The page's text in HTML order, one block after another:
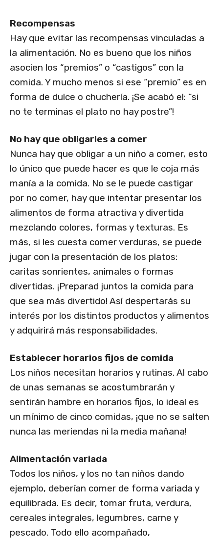
Recompensas
Hay que evitar las recompensas vinculadas a
la alimentación. No es bueno que los niños
asocien los “premios” o “castigos” con la
comida. Y mucho menos si ese “premio” es en
forma de dulce o chuchería. ¡Se acabó el: “si
no te terminas el plato no hay postre”!
No hay que obligarles a comer
Nunca hay que obligar a un niño a comer, esto
lo único que puede hacer es que le coja más
manía a la comida. No se le puede castigar
por no comer, hay que intentar presentar los
alimentos de forma atractiva y divertida
mezclando colores, formas y texturas. Es
más, si les cuesta comer verduras, se puede
jugar con la presentación de los platos:
caritas sonrientes, animales o formas
divertidas. ¡Preparad juntos la comida para
que sea más divertido! Así despertarás su
interés por los distintos productos y alimentos
y adquirirá más responsabilidades.
Establecer horarios fijos de comida
Los niños necesitan horarios y rutinas. Al cabo
de unas semanas se acostumbrarán y
sentirán hambre en horarios fijos, lo ideal es
un mínimo de cinco comidas, ¡que no se salten
nunca las meriendas ni la media mañana!
Alimentación variada
Todos los niños, y los no tan niños dando
ejemplo, deberían comer de forma variada y
equilibrada. Es decir, tomar fruta, verdura,
cereales integrales, legumbres, carne y
pescado. Todo ello acompañado,